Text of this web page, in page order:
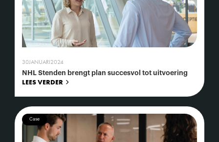
30JANUARI2024
NHL Stenden brengt plan succesvol tot uitvoering
LEES VERDER
Case